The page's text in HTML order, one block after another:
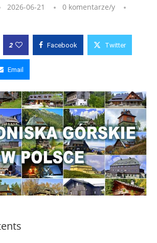
2026-06-21
0 komentarze/y
2 Facebook Twitter
Email